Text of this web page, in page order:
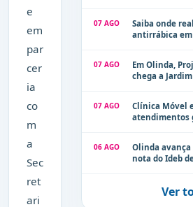
e
em
par
cer
ia
co
m
a
Sec
ret
ari
07 AGO
Saiba onde
antirrábica
07 AGO
Em Olinda,
chega a
07 AGO
Clínica Móvel
atendimentos
06 AGO
Olinda avança
nota do Ideb
Ver